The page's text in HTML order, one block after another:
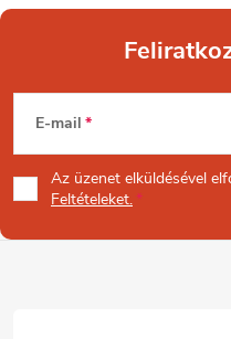
L
á
b
E-mail
Az üzenet elküldésével
Feltételeket.